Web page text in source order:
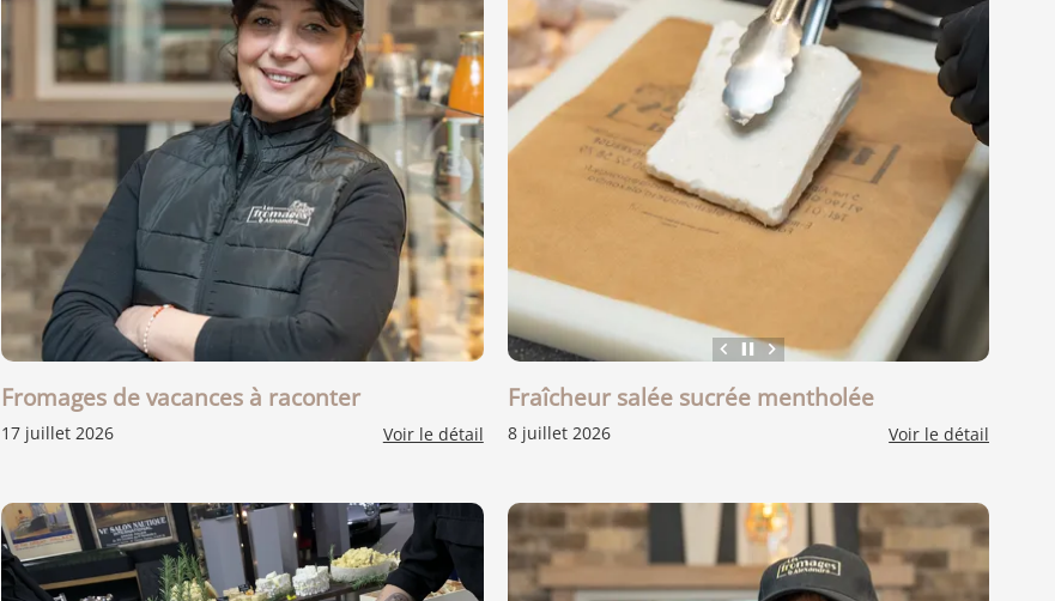
Fromages de vacances à raconter
17 juillet 2026 Voir le détail
keyboard_arrow_left keyboard_arrow_right
pause
Fraîcheur salée sucrée mentholée
8 juillet 2026 Voir le détail